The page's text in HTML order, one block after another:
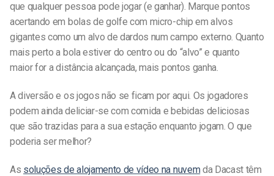
que qualquer pessoa pode jogar (e ganhar). Marque pontos
acertando em bolas de golfe com micro-chip em alvos
gigantes como um alvo de dardos num campo externo. Quanto
mais perto a bola estiver do centro ou do “alvo” e quanto
maior for a distância alcançada, mais pontos ganha.
A diversão e os jogos não se ficam por aqui. Os jogadores
podem ainda deliciar-se com comida e bebidas deliciosas
que são trazidas para a sua estação enquanto jogam. O que
poderia ser melhor?
As soluções de alojamento de vídeo na nuvemda Dacast têm